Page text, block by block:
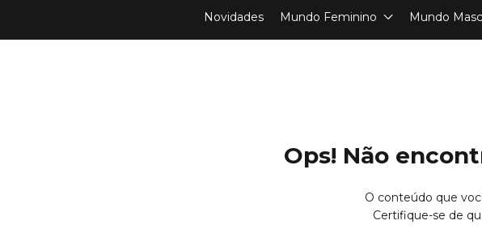
Novidades Mundo Feminino Mundo
Ops! Não
O conteúdo que
Certifique-se de